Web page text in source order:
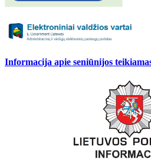
Informacija apie seniūnijos